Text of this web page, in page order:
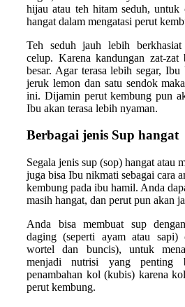
hijau atau teh hitam seduh, untuk
hangat dalam mengatasi perut
Teh seduh jauh lebih
celup. Karena kandungan zat-
besar. Agar terasa lebih segar, Ibu
jeruk lemon dan satu sendok
ini. Dijamin perut kembung pun
Ibu akan terasa lebih nyaman.
Berbagai jenis Sup hangat
Segala jenis sup (sop) hangat atau
juga bisa Ibu nikmati sebagai cara
kembung pada ibu hamil. Anda
masih hangat, dan perut pun akan
Anda bisa membuat sup
daging (seperti ayam atau sapi)
wortel dan buncis), untuk
menjadi nutrisi yang
penambahan kol (kubis) karena
perut kembung.